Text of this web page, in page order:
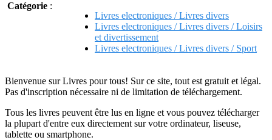
Catégorie :
Livres electroniques / Livres divers
Livres electroniques / Livres divers / Loisirs
et divertissement
Livres electroniques / Livres divers / Sport
Bienvenue sur Livres pour tous! Sur ce site, tout est gratuit et légal.
Pas d'inscription nécessaire ni de limitation de téléchargement.
Tous les livres peuvent être lus en ligne et vous pouvez télécharger
la plupart d'entre eux directement sur votre ordinateur, liseuse,
tablette ou smartphone.